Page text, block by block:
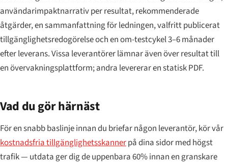
användarimpaktnarrativ per resultat, rekommenderade
åtgärder, en sammanfattning för ledningen, valfritt publicerat
tillgänglighetsredogörelse och en om-testcykel 3–6 månader
efter leverans. Vissa leverantörer lämnar även över resultat till
en övervakningsplattform; andra levererar en statisk PDF.
Vad du gör härnäst
För en snabb baslinje innan du briefar någon leverantör, kör vår
kostnadsfria tillgänglighetsskannerpå dina sidor med högst
trafik — utdata ger dig de uppenbara 60% innan en granskare